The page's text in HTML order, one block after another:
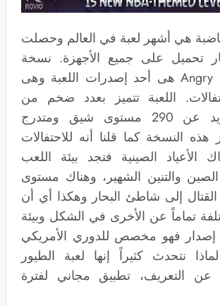
هي أشهر لعبة في العالم وحصلت
تحميل على جميع الأجهزة. نسخة
Angry Birds Seasons هى أحد إصدرات اللعبة وهى
اللعبة تتميز بعدد ضخم من
المستويات يزيد عن 290 مستوى شيق ومتدرج
هذه النسخة كما قلنا أنه للاحتفالات
الأعياد الصينية فتجد بيئة اللعب
والتنين الشهير، وهناك مستوى
إلى شاطئ البحار وهكذا أي أن
تماماً عن الأخرى في الشكل وبيئة
إصدار فهو مخصص للدوري الأمريكي
نتحدث كثيراً إنها لعبة الطيور
عن التعريف، تطبيق مجاني لفترة